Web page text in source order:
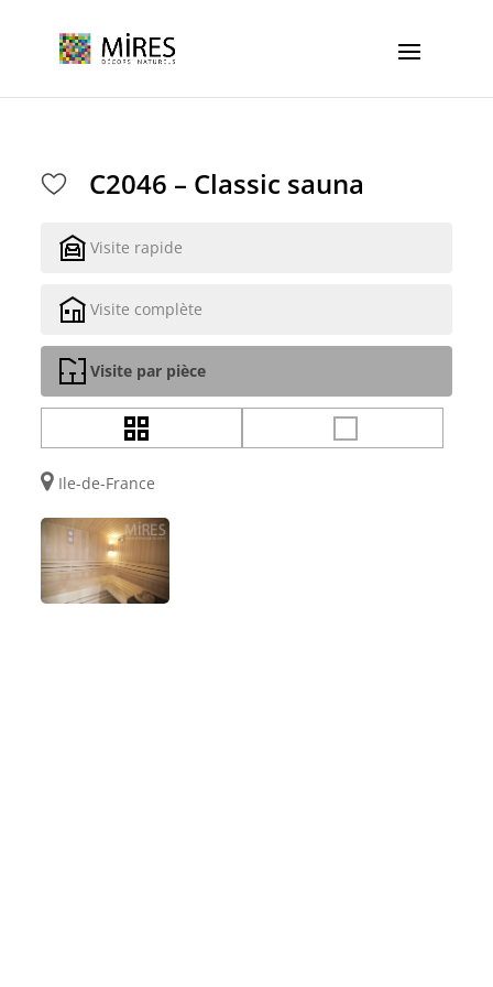
C2046 – Classic sauna
Visite rapide
Visite complète
Visite par pièce
Ile-de-France